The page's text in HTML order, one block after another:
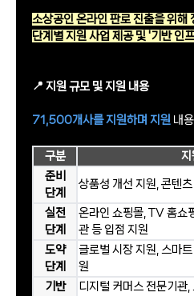
소상공인 온라인 판로 진출을 위
단계별 지원 사업 제공 및 '기반 인
📍 지원 규모 및 지원 내용
71,500개사를 지원하며 지원 내
구분
지
준비
단계
상품성 개선 지원, 콘텐
실전
단계
온라인 쇼핑몰, TV 홈쇼
관 등 입점 지원
도약
단계
글로벌 시장 지원, 스마
원
기반
디지털 커머스 전문기관